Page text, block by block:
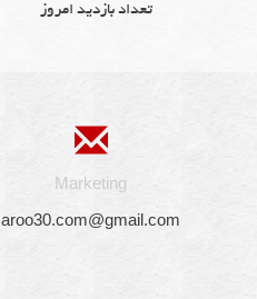
تعداد بازدید امروز
Marketing
aroo30.com@gmail.com